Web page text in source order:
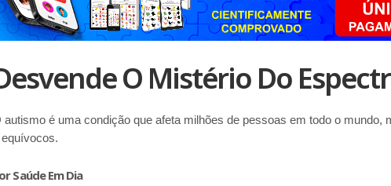
O Mistério Do
autismo é uma condição que afeta milhões de pessoas em todo o mundo,
Saúde Em Dia